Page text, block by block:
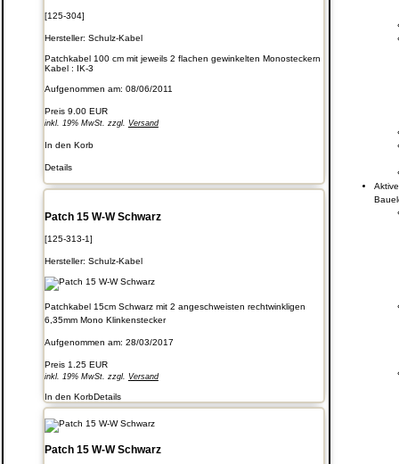
[125-304]
Hersteller: Schulz-Kabel
Patchkabel 100 cm mit jeweils 2 flachen gewinkelten Monosteckern
Kabel : IK-3
Aufgenommen am: 08/06/2011
Preis 9.00 EUR
inkl. 19% MwSt. zzgl. Versand
In den Korb
Details
Patch 15 W-W Schwarz
[125-313-1]
Hersteller: Schulz-Kabel
Patchkabel 15cm Schwarz mit 2 angeschweisten rechtwinkligen
6,35mm Mono Klinkenstecker
Aufgenommen am: 28/03/2017
Preis 1.25 EUR
inkl. 19% MwSt. zzgl. Versand
In den KorbDetails
Patch 15 W-W Schwarz
Aktive